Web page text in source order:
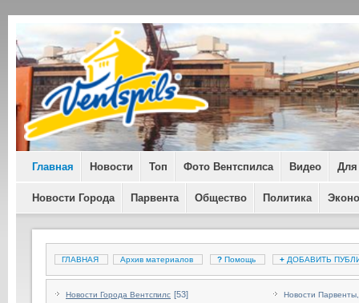
Главная Новости Топ Фото Вентспилса Видео Для
Новости Города Парвента Общество Политика
ГЛАВНАЯ Архив материалов ? Помощь + ДОБАВИТЬ
Новости Города Вентспилс [53]
Новости